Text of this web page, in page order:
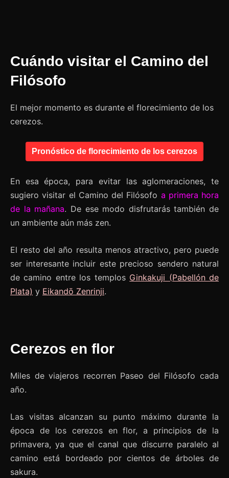
Cuándo visitar el Camino del
Filósofo
El mejor momento es durante el florecimiento de los
cerezos.
Pronóstico de florecimiento de los cerezos
En esa época, para evitar las aglomeraciones, te
sugiero visitar el Camino del Filósofo a primera hora
de la mañana. De ese modo disfrutarás también de
un ambiente aún más zen.
El resto del año resulta menos atractivo, pero puede
ser interesante incluir este precioso sendero natural
de camino entre los templos Ginkakuji (Pabellón de
Plata) y Eikandō Zenrinji.
Cerezos en flor
Miles de viajeros recorren Paseo del Filósofo cada
año.
Las visitas alcanzan su punto máximo durante la
época de los cerezos en flor, a principios de la
primavera, ya que el canal que discurre paralelo al
camino está bordeado por cientos de árboles de
sakura.